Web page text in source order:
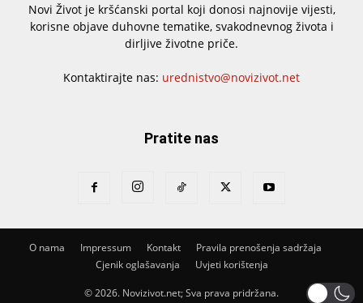
Novi Život je kršćanski portal koji donosi najnovije vijesti,
korisne objave duhovne tematike, svakodnevnog života i
dirljive životne priče.
Kontaktirajte nas: urednistvo@novizivot.net
Pratite nas
O nama Impressum Kontakt
Pravila prenošenja sadržaja
Cjenik oglašavanja
Uvjeti korištenja
© 2026. Novizivot.net; Sva prava pridržana.